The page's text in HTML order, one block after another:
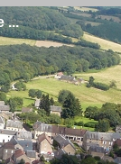
...